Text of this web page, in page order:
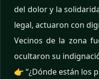
del dolor y la
legal, actuaron con
Vecinos de la zona
ocultaron su
👉 “¿Dónde están los